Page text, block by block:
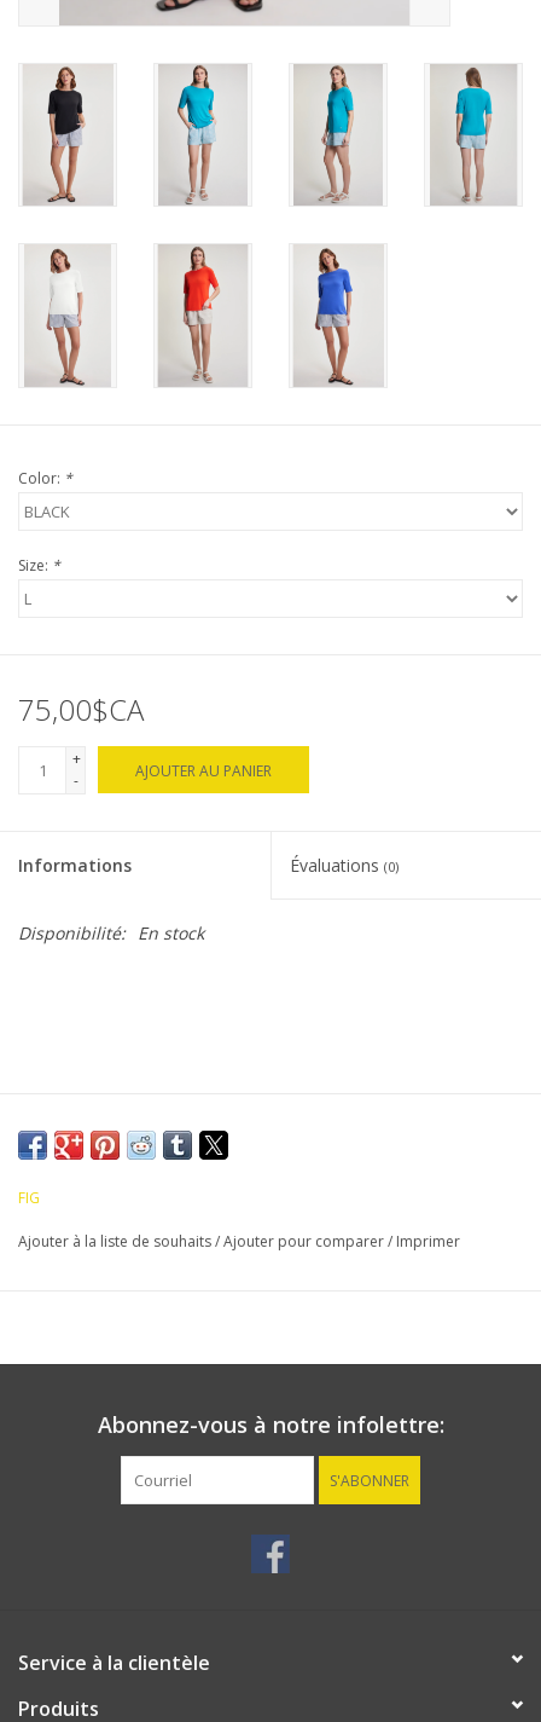
Color: *
Size: *
75,00$CA
+
-
AJOUTER AU PANIER
Informations Évaluations (0)
Disponibilité: En stock
FIG
Ajouter à la liste de souhaits/Ajouter pour comparer/ Imprimer
Abonnez-vous à notre infolettre:
S'ABONNER
Service à la clientèle
Produits